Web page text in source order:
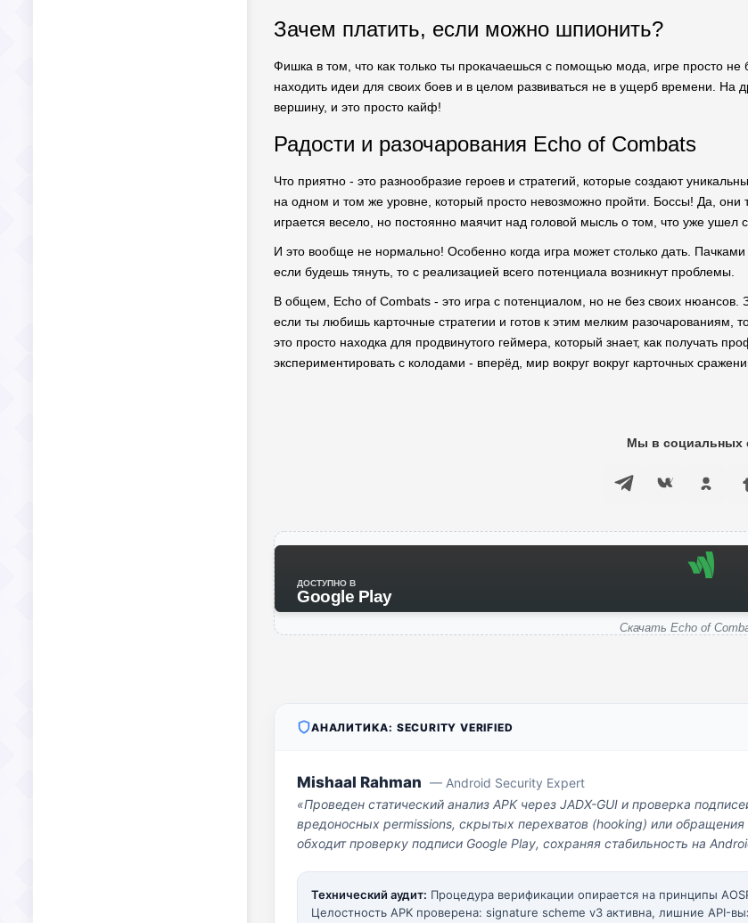
Зачем платить, если можно шпионить?
Фишка в том, что как только ты прокачаешься с помощью мода, игре просто не
находить идеи для своих боев и в целом развиваться не в ущерб времени. На
вершину, и это просто кайф!
Радости и разочарования Echo of Combats
Что приятно - это разнообразие героев и стратегий, которые создают
на одном и том же уровне, который просто невозможно пройти. Боссы! Да,
играется весело, но постоянно маячит над головой мысль о том, что уже
И это вообще не нормально! Особенно когда игра может столько дать.
если будешь тянуть, то с реализацией всего потенциала возникнут проблемы.
В общем, Echo of Combats - это игра с потенциалом, но не без своих нюансов.
если ты любишь карточные стратегии и готов к этим мелким разочарованиям,
это просто находка для продвинутого геймера, который знает, как получать
экспериментировать с колодами - вперёд, мир вокруг вокруг карточных
Мы в социальных
ДОСТУПНО В
Google Play
Скачать Echo of
АНАЛИТИКА: SECURITY VERIFIED
Mishaal Rahman — Android Security Expert
«Проведен статический анализ APK через JADX-GUI и проверка
вредоносных permissions, скрытых перехватов (hooking) или
обходит проверку подписи Google Play, сохраняя стабильность на
Технический аудит: Процедура верификации опирается на принципы
Целостность APK проверена: signature scheme v3 активна, лишние API-